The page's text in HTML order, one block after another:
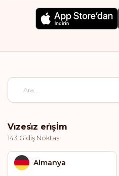
Vi̇zesi̇z eri̇şİm
143 Gidiş Noktası
Almanya